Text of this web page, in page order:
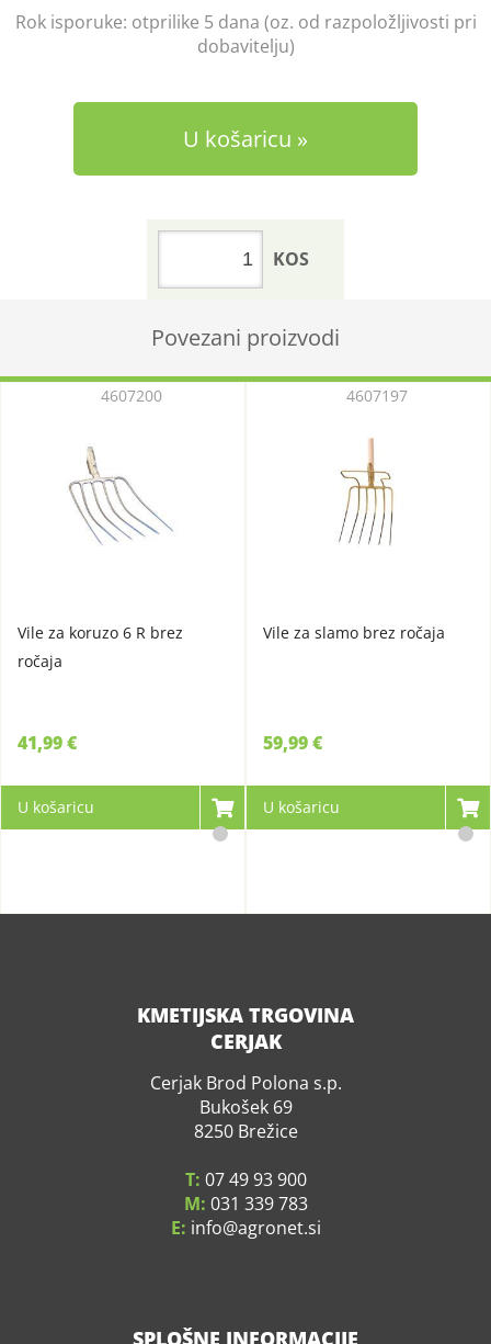
Rok isporuke: otprilike 5 dana (oz. od razpoložljivosti pri
dobavitelju)
U košaricu
KOS
Povezani proizvodi
Vile za koruzo 6 R brez
ročaja
4607200
41,99 €
U košaricu
Vile za slamo brez ročaja
4607197
59,99 €
U košaricu
KMETIJSKA TRGOVINA
CERJAK
Cerjak Brod Polona s.p.
Bukošek 69
8250 Brežice
T: 07 49 93 900
M: 031 339 783
E: info agronet.si
SPLOŠNE INFORMACIJE